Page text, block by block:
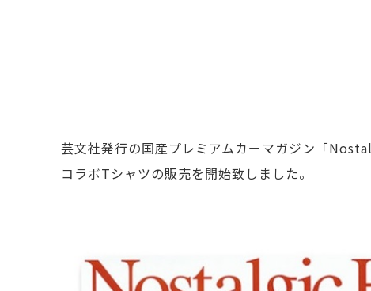
芸文社発行の国産プレミアムカーマガジン「
コラボTシャツの販売を開始致しました。